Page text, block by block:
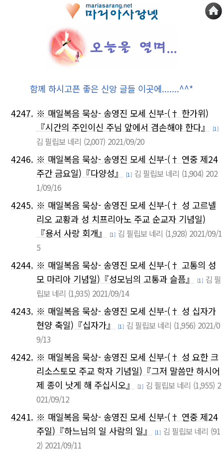
함께 하시고픈 좋은 신앙 글들 이곳에.......^^*
4247. ※ 매일복음 묵상- 송영진 모세 신부-(† 한가위)
『시간의 주인이신 주님 앞에서 겸손해야 한다』
[1]
김 필립보 네리 (2,007) 2021/09/20
4246. ※ 매일복음 묵상- 송영진 모세 신부-(† 연중 제24
주간 금요일)『다양성』
[1] 김 필립보 네리 (1,904) 202
1/09/16
4245. ※ 매일복음 묵상- 송영진 모세 신부-(† 성 고르넬
리오 교황과 성 치프리아노 주교 순교자 기념일)
『용서 사랑 회개』
[1] 김 필립보 네리 (1,928) 2021/09/1
5
4244. ※ 매일복음 묵상- 송영진 모세 신부-(† 고통의 성
모 마리아 기념일)『성모님의 고통과 슬픔』
[1] 김 필
립보 네리 (1,935) 2021/09/14
4243. ※ 매일복음 묵상- 송영진 모세 신부-(† 성 십자가
현양 축일)『십자가』
[1] 김 필립보 네리 (1,956) 2021/0
9/13
4242. ※ 매일복음 묵상- 송영진 모세 신부-(† 성 요한 크
리소스토모 주교 학자 기념일)『그저 말씀만 하시어
제 종이 낫게 해 주십시오』
[1] 김 필립보 네리 (1,955) 2
021/09/12
4241. ※ 매일복음 묵상- 송영진 모세 신부-(† 연중 제24
주일)『하느님의 일 사람의 일』
[1] 김 필립보 네리 (91
2) 2021/09/11